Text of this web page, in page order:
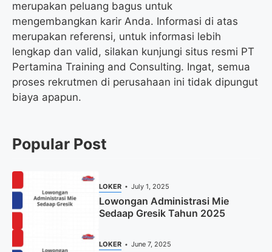
merupakan peluang bagus untuk
mengembangkan karir Anda. Informasi di atas
merupakan referensi, untuk informasi lebih
lengkap dan valid, silakan kunjungi situs resmi PT
Pertamina Training and Consulting. Ingat, semua
proses rekrutmen di perusahaan ini tidak dipungut
biaya apapun.
Popular Post
LOKER July 1, 2025
Lowongan Administrasi Mie
Sedaap Gresik Tahun 2025
LOKER June 7, 2025